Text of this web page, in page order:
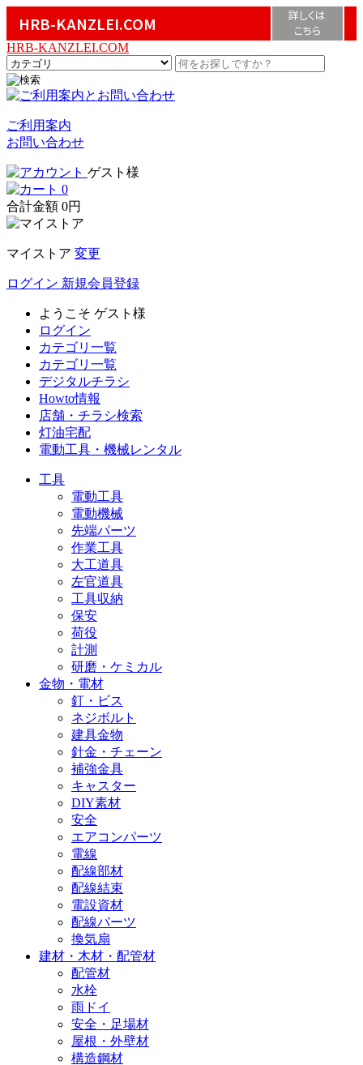
HRB-KANZLEI.COM
詳しくは
こちら
HRB-KANZLEI.COM
ご利用案内
お問い合わせ
ゲスト様
0
合計金額 0円
マイストア 変更
ログイン 新規会員登録
ようこそ ゲスト様
ログイン
カテゴリ一覧
カテゴリ一覧
デジタルチラシ
Howto情報
店舗・チラシ検索
灯油宅配
電動工具・機械レンタル
工具
電動工具
電動機械
先端パーツ
作業工具
大工道具
左官道具
工具収納
保安
荷役
計測
研磨・ケミカル
金物・電材
釘・ビス
ネジボルト
建具金物
針金・チェーン
補強金具
キャスター
DIY素材
安全
エアコンパーツ
電線
配線部材
配線結束
電設資材
配線パーツ
換気扇
建材・木材・配管材
配管材
水栓
雨ドイ
安全・足場材
屋根・外壁材
構造鋼材